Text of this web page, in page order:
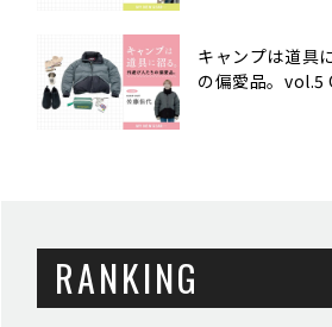
キャンプは道具
の偏愛品。vol.5
RANKING